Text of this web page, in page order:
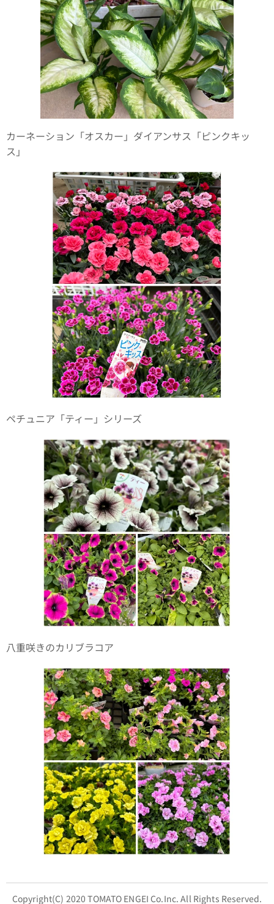
カーネーション「オスカー」ダイアンサス「ピンクキッ
ス」
ペチュニア「ティー」シリーズ
八重咲きのカリブラコア
Copyright(C) 2020 TOMATO ENGEI Co.Inc. All Rights Reserved.